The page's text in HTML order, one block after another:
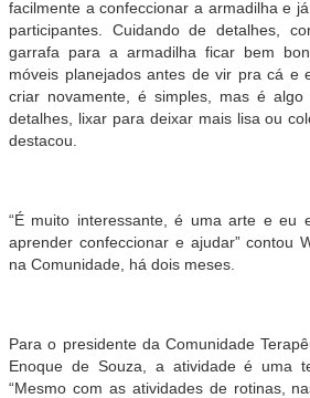
facilmente a confeccionar a armadilha e
participantes. Cuidando de detalhes,
garrafa para a armadilha ficar bem
móveis planejados antes de vir pra cá e
criar novamente, é simples, mas é
detalhes, lixar para deixar mais lisa ou
destacou.
“É muito interessante, é uma arte e eu
aprender confeccionar e ajudar” contou
na Comunidade, há dois meses.
Para o presidente da Comunidade
Enoque de Souza, a atividade é uma
“Mesmo com as atividades de rotinas,